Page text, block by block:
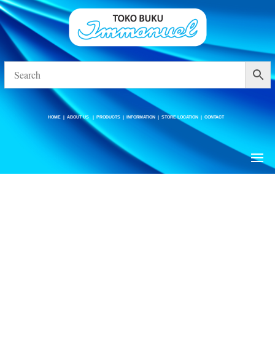
ABOUT US |STORE LOCATION
HOME |ABOUT US |PRODUCTS |INFORMATION |STORE LOCATION |CONTACT